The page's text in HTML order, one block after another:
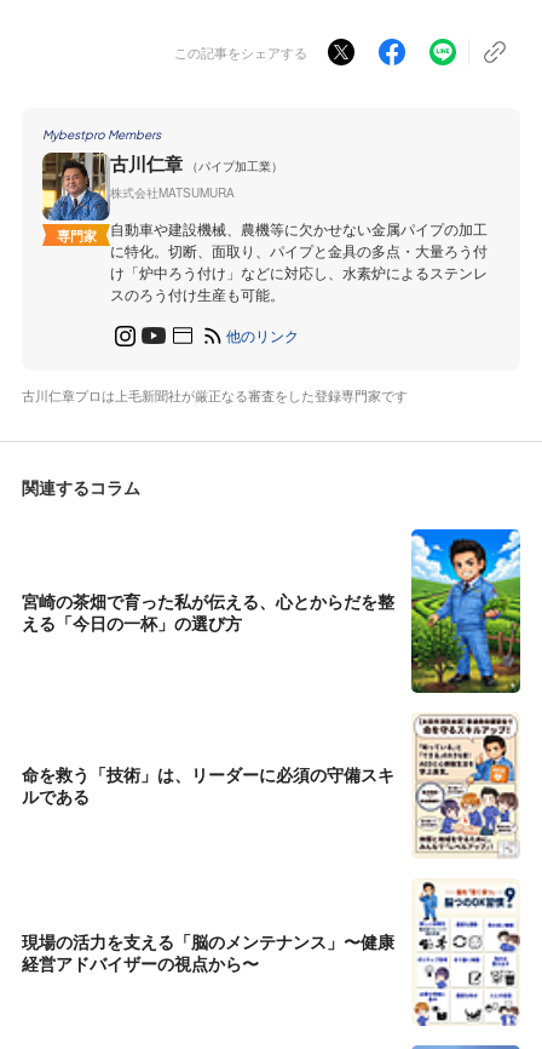
この記事をシェアする
Mybestpro Members
専門家
古川仁章
（パイプ加工業）
株式会社MATSUMURA
自動車や建設機械、農機等に欠かせない金属パイプの加工
に特化。切断、面取り、パイプと金具の多点・大量ろう付
け「炉中ろう付け」などに対応し、水素炉によるステンレ
スのろう付け生産も可能。
他のリンク
古川仁章プロは上毛新聞社が厳正なる審査をした登録専門家です
関連するコラム
宮崎の茶畑で育った私が伝える、心とからだを整
える「今日の一杯」の選び方
命を救う「技術」は、リーダーに必須の守備スキ
ルである
現場の活力を支える「脳のメンテナンス」〜健康
経営アドバイザーの視点から〜